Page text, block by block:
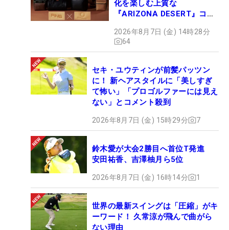
化を楽しむ上質な
『ARIZONA DESERT』コレ
ュー
2026年8月7日 (金) 14時28分
64
セキ・ユウティンが前髪パッツン
に！ 新ヘアスタイルに「美しすぎ
て怖い」「プロゴルファーには見え
ない」とコメント殺到
2026年8月7日 (金) 15時29分 7
鈴木愛が大会2勝目へ首位T発進
安田祐香、吉澤柚月ら5位
2026年8月7日 (金) 16時14分 1
世界の最新スイングは「圧縮」がキ
ーワード！ 久常涼が飛んで曲がら
ない理由